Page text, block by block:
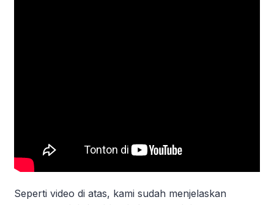
Seperti video di atas, kami sudah menjelaskan